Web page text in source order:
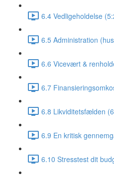
6.4 Vedligeholdelse
6.5 Administration
6.6 Vicevært &
6.7
6.8 Likviditetsfælden
6.9 En kritisk
6.10 Stresstest dit